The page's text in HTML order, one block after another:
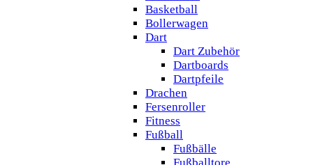
Basketball
Bollerwagen
Dart
Dart Zubehör
Dartboards
Dartpfeile
Drachen
Fersenroller
Fitness
Fußball
Fußbälle